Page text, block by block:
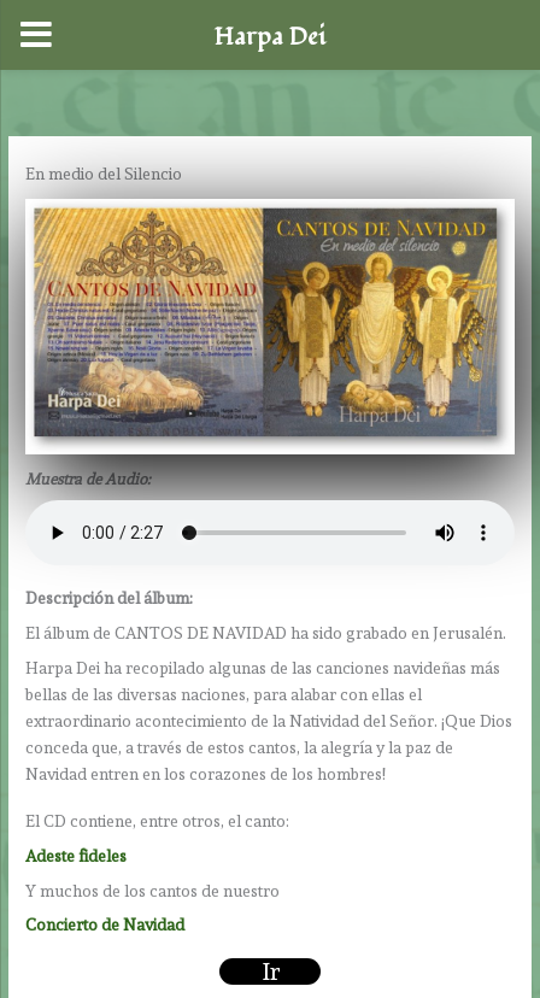
contenido
En medio del Silencio
Muestra de Audio:
Descripción del álbum:
El álbum de CANTOS DE NAVIDAD ha sido grabado en Jerusalén.
Harpa Dei ha recopilado algunas de las canciones navideñas más
bellas de las diversas naciones, para alabar con ellas el
extraordinario acontecimiento de la Natividad del Señor. ¡Que Dios
conceda que, a través de estos cantos, la alegría y la paz de
Navidad entren en los corazones de los hombres!
El CD contiene, entre otros, el canto:
Adeste fideles
Y muchos de los cantos de nuestro
Concierto de Navidad
Ir
Harpa Dei